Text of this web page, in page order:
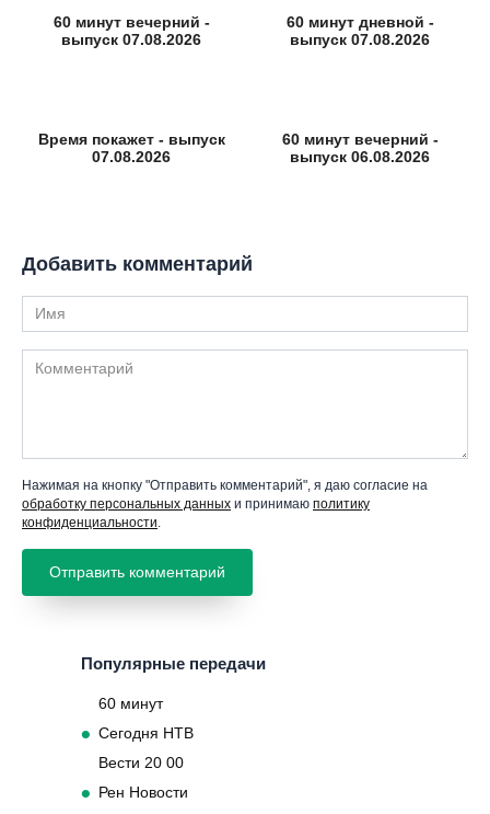
60 минут вечерний -
выпуск 07.08.2026
60 минут дневной -
выпуск 07.08.2026
Время покажет - выпуск
07.08.2026
60 минут вечерний -
выпуск 06.08.2026
Добавить комментарий
Имя
Комментарий
Нажимая на кнопку "Отправить комментарий", я даю согласие на
обработку персональных данных и принимаю политику
конфиденциальности.
Популярные передачи
60 минут
Сегодня НТВ
Вести 20 00
Рен Новости